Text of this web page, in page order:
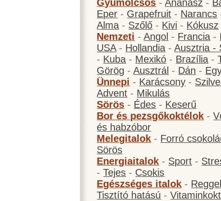
Gyümölcsös -Ananász -
Eper - Grapefruit - Narancs
Alma - Szőlő - Kivi - Kókusz
Nemzeti -Angol - Francia -
USA- Hollandia -Ausztria -
- Kuba - Mexikó - Brazília -
Görög -Ausztrál - Dán -
Ünnepi - Karácsony -
Advent - Mikulás
Sörös - Édes - Keserű
Bor és pezsgőkoktélok -
és habzóbor
Melegitalok - Forró
Sörös
Energiaitalok - Sport -
-Tejes - Csokis
Egészséges italok -
Tisztító hatású -